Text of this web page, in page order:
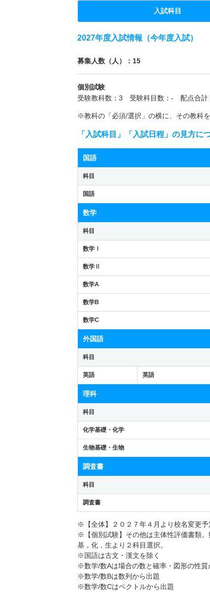
入試科目
2027年度入試情報（今年度入試）
募集人数（人）：15
個別試験
受験教科数：3 受験科目数：- 配点合計
※教科の「必須/選択」の横に、その教科
「入試科目」「入試日程」の見方に
国語
科目
国語
数学
科目
数学Ⅰ
数学Ⅱ
数学A
数学B
数学C
外国語
科目
英語 英語
理科
科目
化学基礎・化学
生物基礎・生物
調査書
科目
調査書
※【全体】２０２７年４月より校名変更予
※【個別試験】その他は主体性評価書類
基，化，生より２科目選択。
※国語は古文・漢文を除く
※数学/数Aは場合の数と確率・図形の性質
※数学/数Bは数列から出題
※数学/数Cはベクトルから出題